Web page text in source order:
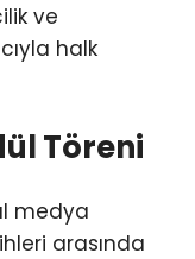
ve
halk
Töreni
medya
arasında